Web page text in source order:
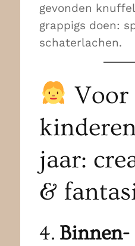
gevonden
grappigs doen:
schaterlachen.
Voor
jaar:
&
4. Binnen-